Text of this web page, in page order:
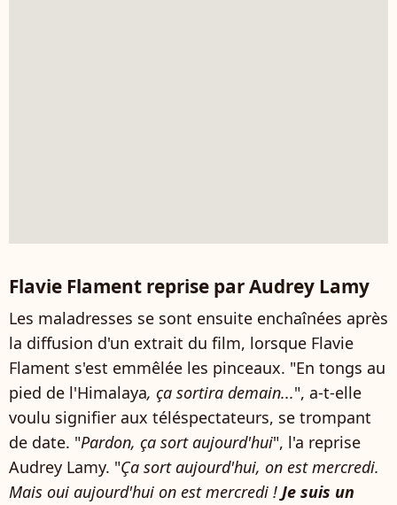
Flavie Flament reprise par Audrey Lamy
Les maladresses se sont ensuite enchaînées après
la diffusion d'un extrait du film, lorsque Flavie
Flament s'est emmêlée les pinceaux. "En tongs au
pied de l'Himalaya, ça sortira demain...", a-t-elle
voulu signifier aux téléspectateurs, se trompant
de date. "Pardon, ça sort aujourd'hui", l'a reprise
Audrey Lamy. "Ça sort aujourd'hui, on est mercredi.
Mais oui aujourd'hui on est mercredi ! Je suis un